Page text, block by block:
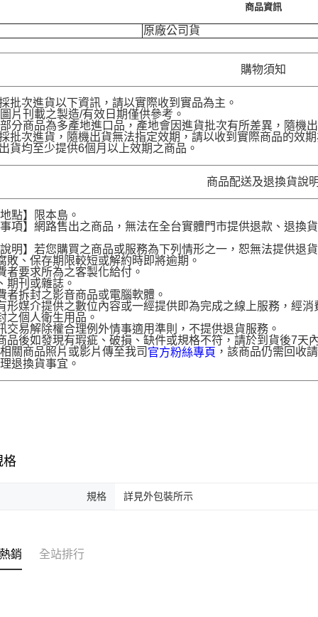
商品資訊
原廠公司貨
購物須知
批次進貨以下資訊，請以實際收到實品為主。
刊載之製造/有效日期僅供參考。
商品為多產地進口品，產地會因進貨批次有所差異，隨機出
批次進貨，隨機出貨無法指定效期，請以收到實際商品的效期
貨均至少提供6個月以上效期之商品。
商品配送及退換貨說明
點】限本島。
項】網路售出之商品，無法在全台實體門市提供退款、退換
明】若您購買之商品或服務為下列情形之一，恕無法提供退貨
敗、保存期限較短或解約時即將逾期。
者要求所為之客製化給付。
期刊或雜誌。
者拆封之影音商品或電腦軟體。
形媒介提供之數位內容或一經提供即為完成之線上服務，經消
之個人衛生用品。
交易解除權合理例外情事適用準則，不提供退貨服務。
品後如發現有瑕疵、破損、缺件或規格不符，請於到貨後7天
關商品照片或影片傳至我司 官方粉絲專頁 ，該商品仍需回收
退換貨事宜。
格
規格 詳見外包裝所示
銷 全站排行